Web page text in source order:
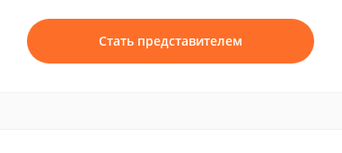
Стать представителем